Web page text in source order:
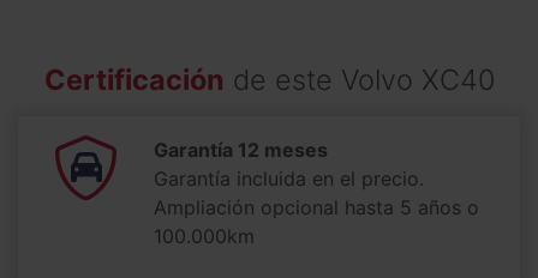
Certificación de este Volvo XC40
Garantía 12 meses
Garantía incluida en el precio.
Ampliación opcional hasta 5 años o
100.000km